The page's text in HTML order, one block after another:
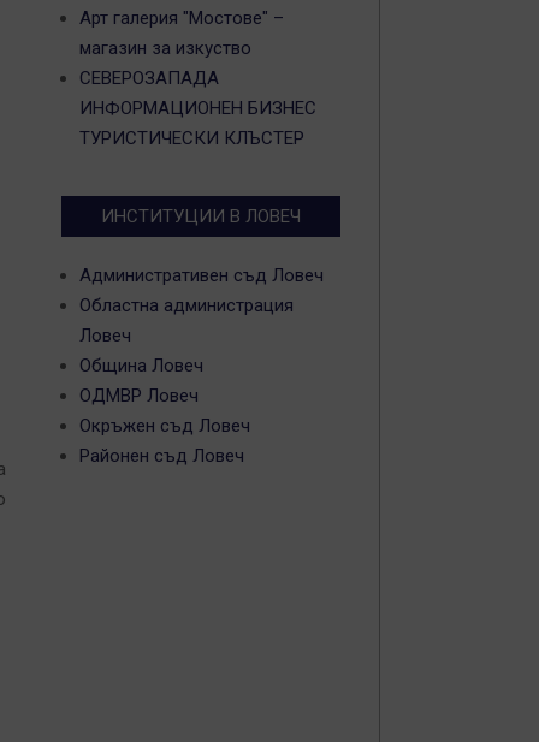
Арт галерия "Мостове" –
магазин за изкуство
СЕВЕРОЗАПАДА
ИНФОРМАЦИОНЕН БИЗНЕС
ТУРИСТИЧЕСКИ КЛЪСТЕР
ИНСТИТУЦИИ В ЛОВЕЧ
Административен съд Ловеч
Областна администрация
Ловеч
Община Ловеч
ОДМВР Ловеч
Окръжен съд Ловеч
Районен съд Ловеч